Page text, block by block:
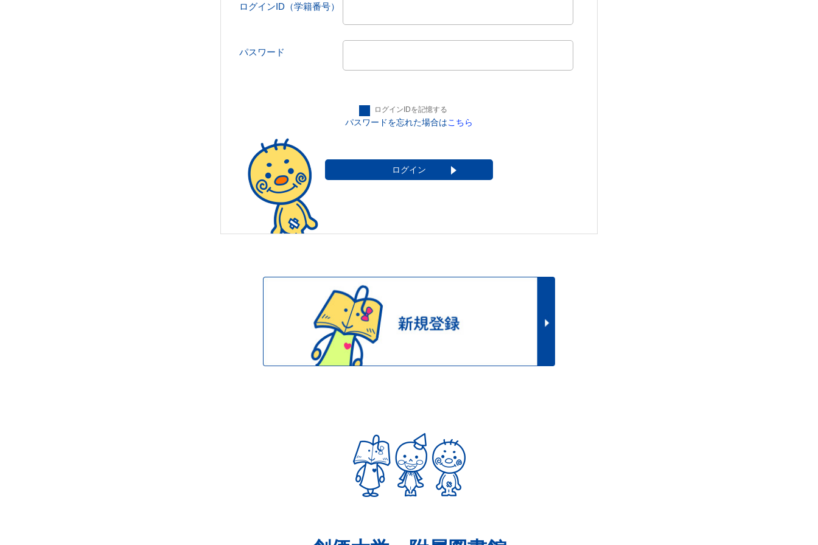
ログインID （学籍番号）
パスワード
ログインIDを記憶する
パスワードを忘れた場合はこちら